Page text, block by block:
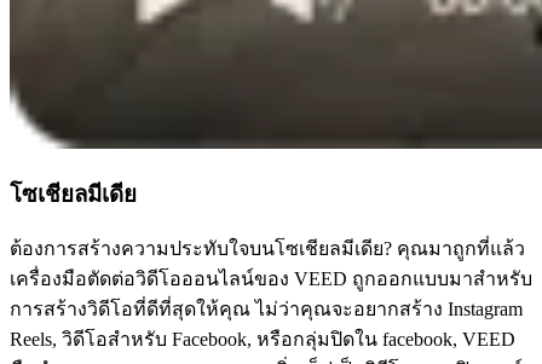
โซเชียลมีเดีย
ต้องการสร้างความประทับใจบนโซเชียลมีเดีย? คุณมาถูกที่แล้ว
เครื่องมือตัดต่อวิดีโอออนไลน์ของ VEED ถูกออกแบบมาสำหรับ
การสร้างวิดีโอที่ดีที่สุดให้คุณ ไม่ว่าคุณจะอยากสร้าง Instagram
Reels, วิดีโอสำหรับ Facebook, หรือกลุ่มปิดใน facebook, VEED